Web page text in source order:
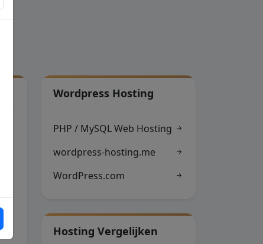
Wordpress Hosting
PHP / MySQL Web Hosting
wordpress-hosting.me
WordPress.com
Hosting Vergelijken